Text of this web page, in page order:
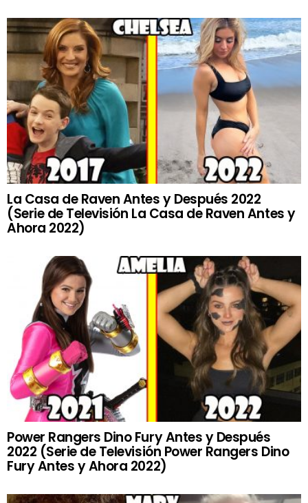
La Casa de Raven Antes y Después 2022
(Serie de Televisión La Casa de Raven Antes y
Ahora 2022)
Power Rangers Dino Fury Antes y Después
2022 (Serie de Televisión Power Rangers Dino
Fury Antes y Ahora 2022)